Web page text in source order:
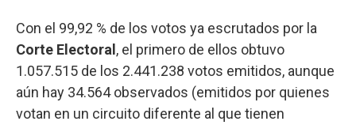
Con el 99,92 % de los votos ya escrutados por la
Corte Electoral , el primero de ellos obtuvo
1.057.515 de los 2.441.238 votos emitidos, aunque
aún hay 34.564 observados (emitidos por quienes
votan en un circuito diferente al que tienen